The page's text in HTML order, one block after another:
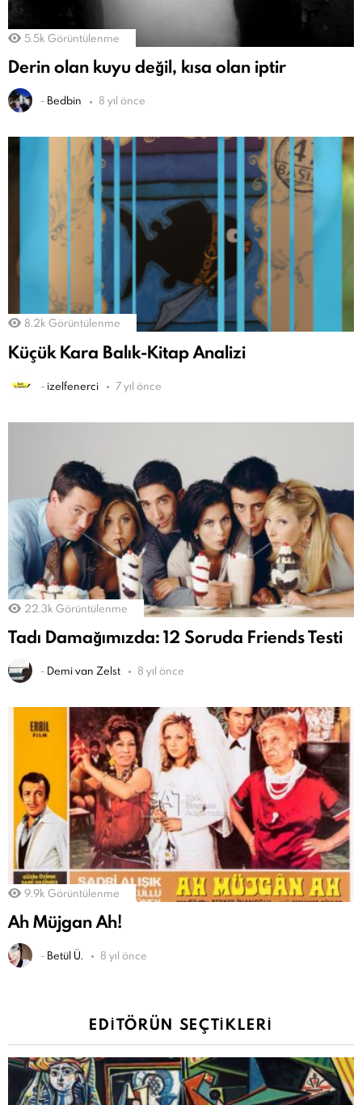
5.5k Görüntülenme
Derin olan kuyu değil, kısa olan iptir
- Bedbin 8 yıl önce
8.2k Görüntülenme
Küçük Kara Balık-Kitap Analizi
- izelfenerci 7 yıl önce
22.3k Görüntülenme
Tadı Damağımızda: 12 Soruda Friends Testi
- Demi van Zelst 8 yıl önce
9.9k Görüntülenme
Ah Müjgan Ah!
- Betül Ü. 8 yıl önce
EDITÖRÜN SEÇTIKLERI